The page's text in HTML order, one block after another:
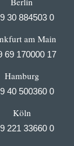
30 884503 0
am Main
69 170000 17
Hamburg
40 500360 0
Köln
221 33660 0